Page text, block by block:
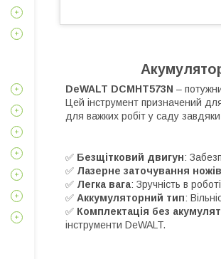
DeWALT DCMHT573N –
Цей інструмент призначений
для важких робіт у саду
✅ Безщітковий двигун:
✅ Лазерне заточування ножів
✅ Легка вага: Зручність в
✅ Аккумуляторний тип:
✅ Комплектація без
інструменти DeWALT.